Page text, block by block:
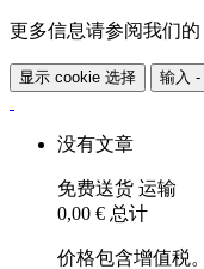
更多信息请参阅我们的
显示 cookie 选择 输入
没有文章
免费送货 运输
0,00 € 总计
价格包含增值税。